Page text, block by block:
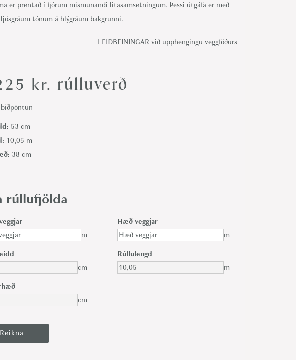
kr. rúlluverð
er prentað í fjórum mismunandi litasamsetningum. Þessi útgáfa er með
tónum á hlýgráum bakgrunni.
LEIÐBEININGAR við upphengingu veggfóðurs
53 cm
10,05 m
38 cm
rúllufjölda
m
Hæð veggjar
m
cm
Rúllulengd
m
cm